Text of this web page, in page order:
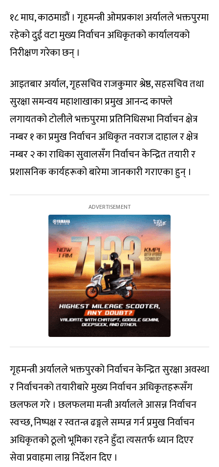
१८ माघ, काठमाडौं । गृहमन्त्री ओमप्रकाश अर्यालले भक्तपुरमा
रहेको दुई वटा मुख्य निर्वाचन अधिकृतको कार्यालयको
निरीक्षण गरेका छन् ।
आइतबार अर्याल, गृहसचिव राजकुमार श्रेष्ठ, सहसचिव तथा
सुरक्षा समन्वय महाशाखाका प्रमुख आनन्द काफ्ले
लगायतको टोलीले भक्तपुरमा प्रतिनिधिसभा निर्वाचन क्षेत्र
नम्बर १ का प्रमुख निर्वाचन अधिकृत नवराज दाहाल र क्षेत्र
नम्बर २ का राधिका सुवालसँग निर्वाचन केन्द्रित तयारी र
प्रशासनिक कार्यहरूको बारेमा जानकारी गराएका हुन् ।
गृहमन्त्री अर्यालले भक्तपुरको निर्वाचन केन्द्रित सुरक्षा अवस्था
र निर्वाचनको तयारीबारे मुख्य निर्वाचन अधिकृतहरूसँग
छलफल गरे । छलफलमा मन्त्री अर्यालले आसन्न निर्वाचन
स्वच्छ, निष्पक्ष र स्वतन्त्र ढङ्गले सम्पन्न गर्न प्रमुख निर्वाचन
अधिकृतको ठूलो भूमिका रहने हुँदा त्यसतर्फ ध्यान दिएर
सेवा प्रवाहमा लाग्न निर्देशन दिए ।